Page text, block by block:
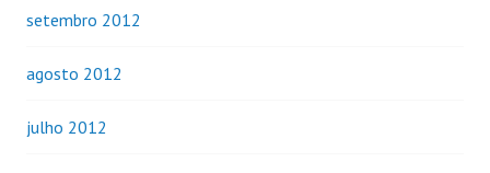
setembro 2012
agosto 2012
julho 2012